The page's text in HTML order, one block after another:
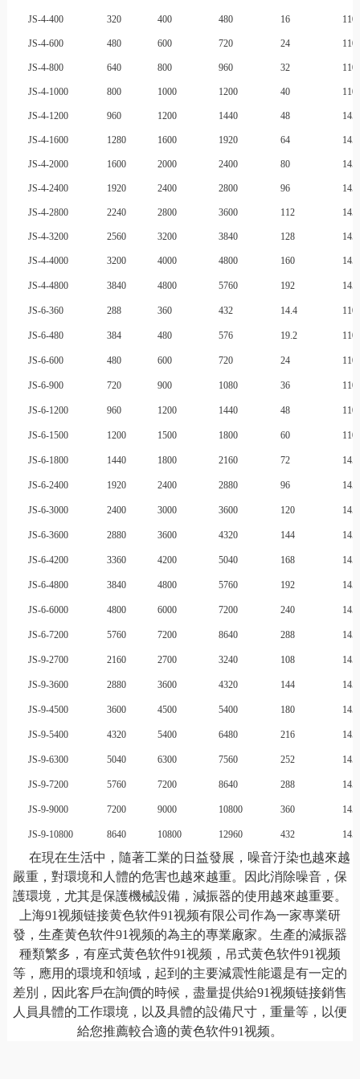
JS-4-400 320 400 480 16 110
JS-4-600 480 600 720 24 110
JS-4-800 640 800 960 32 110
JS-4-1000 800 1000 1200 40 110
JS-4-1200 960 1200 1440 48 145
JS-4-1600 1280 1600 1920 64 145
JS-4-2000 1600 2000 2400 80 145
JS-4-2400 1920 2400 2800 96 145
JS-4-2800 2240 2800 3600 112 145
JS-4-3200 2560 3200 3840 128 145
JS-4-4000 3200 4000 4800 160 145
JS-4-4800 3840 4800 5760 192 145
JS-6-360 288 360 432 14.4 110
JS-6-480 384 480 576 19.2 110
JS-6-600 480 600 720 24 110
JS-6-900 720 900 1080 36 110
JS-6-1200 960 1200 1440 48 110
JS-6-1500 1200 1500 1800 60 110
JS-6-1800 1440 1800 2160 72 145
JS-6-2400 1920 2400 2880 96 145
JS-6-3000 2400 3000 3600 120 145
JS-6-3600 2880 3600 4320 144 145
JS-6-4200 3360 4200 5040 168 145
JS-6-4800 3840 4800 5760 192 145
JS-6-6000 4800 6000 7200 240 145
JS-6-7200 5760 7200 8640 288 145
JS-9-2700 2160 2700 3240 108 145
JS-9-3600 2880 3600 4320 144 145
JS-9-4500 3600 4500 5400 180 145
JS-9-5400 4320 5400 6480 216 145
JS-9-6300 5040 6300 7560 252 145
JS-9-7200 5760 7200 8640 288 145
JS-9-9000 7200 9000 10800 360 145
JS-9-10800 8640 10800 12960 432 145
在現在生活中，隨著工業的日益發展，噪音汙染也越來越
嚴重，對環境和人體的危害也越來越重。因此消除噪音，保
護環境，尤其是保護機械設備，減振器的使用越來越重要。
上海91视频链接黄色软件91视频有限公司作為一家專業研
發，生產黄色软件91视频的為主的專業廠家。生產的減振器
種類繁多，有座式黄色软件91视频，吊式黄色软件91视频
等，應用的環境和領域，起到的主要減震性能還是有一定的
差別，因此客戶在詢價的時候，盡量提供給91视频链接銷售
人員具體的工作環境，以及具體的設備尺寸，重量等，以便
給您推薦較合適的黄色软件91视频。